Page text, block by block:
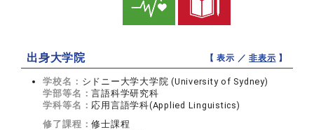
出身大学院 【 表示 ／非表示 】
学校名： シドニー大学大学院 (University of Sydney)
学部等名：言語科学研究科
学科等名： 応用言語学科(Applied Linguistics)
修了課程：修士課程